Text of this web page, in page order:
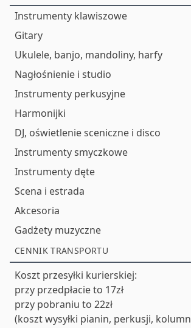
Instrumenty klawiszowe
Gitary
Ukulele, banjo, mandoliny, harfy
Nagłośnienie i studio
Instrumenty perkusyjne
Harmonijki
DJ, oświetlenie sceniczne i disco
Instrumenty smyczkowe
Instrumenty dęte
Scena i estrada
Akcesoria
Gadżety muzyczne
CENNIK TRANSPORTU
Koszt przesyłki kurierskiej:
przy przedpłacie to 17zł
przy pobraniu to 22zł
(koszt wysyłki pianin, perkusji, kolumn